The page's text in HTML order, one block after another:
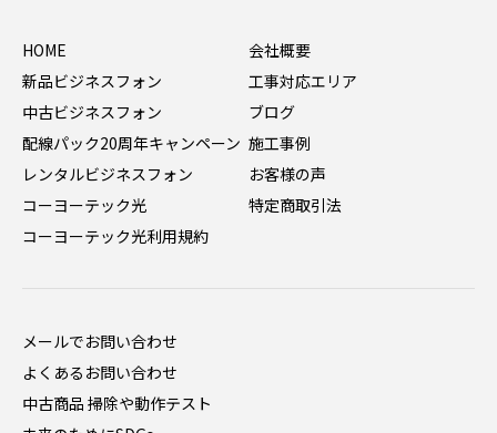
HOME
新品ビジネスフォン
中古ビジネスフォン
配線パック20周年キャンペーン
レンタルビジネスフォン
コーヨーテック光
コーヨーテック光利用規約
会社概要
工事対応エリア
ブログ
施工事例
お客様の声
特定商取引法
メールでお問い合わせ
よくあるお問い合わせ
中古商品 掃除や動作テスト